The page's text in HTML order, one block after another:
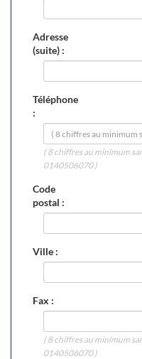
Adresse
(suite) :
Téléphone
:
( 8 chiffres au minimum
0140506070 )
Code
postal :
Ville :
Fax :
( 8 chiffres au minimum
0140506070 )